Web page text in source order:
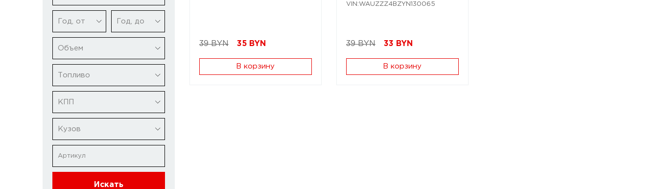
Год, от Год, до
Объем
Топливо
КПП
Кузов
Искать
39 BYN 35 BYN
В корзину
VIN:WAUZZZ4BZYN130065
39 BYN 33 BYN
В корзину